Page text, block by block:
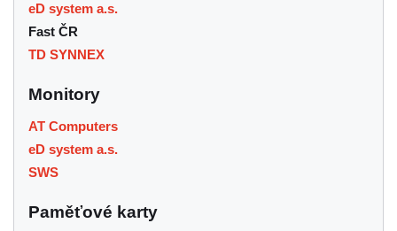
eD system a.s.
Fast ČR
TD SYNNEX
Monitory
AT Computers
eD system a.s.
SWS
Paměťové karty